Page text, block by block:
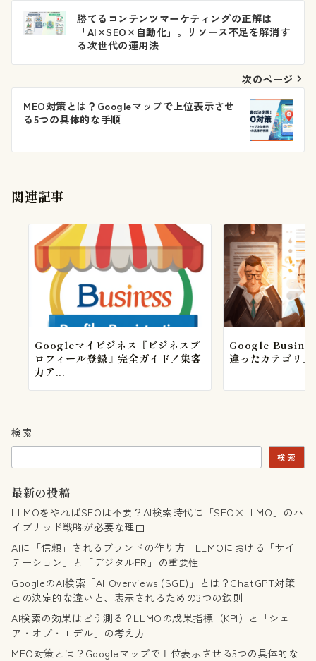
稿
ナ
ビ
ゲ
シ
ン
勝てるコンテンツマーケティングの正解は
「AI×SEO×自動化」。リソース不足を解消す
る次世代の運用法
次のページ
MEO対策とは？Googleマップで上位表示させ
る5つの具体的な手順
関連記事
Googleマイビジネス『ビジネスプ
ロフィール登録』完全ガイド！集客
力ア...
Google
違ったカテゴリ
検索
検索
最新の投稿
LLMOをやればSEOは不要？AI検索時代に「SEO×LLMO」のハ
イブリッド戦略が必要な理由
AIに「信頼」されるブランドの作り方｜LLMOにおける「サイ
テーション」と「デジタルPR」の重要性
GoogleのAI検索「AI Overviews (SGE)」とは？ChatGPT対策
との決定的な違いと、表示されるための3つの鉄則
AI検索の効果はどう測る？LLMOの成果指標（KPI）と「シェ
ア・オブ・モデル」の考え方
MEO対策とは？Googleマップで上位表示させる5つの具体的な